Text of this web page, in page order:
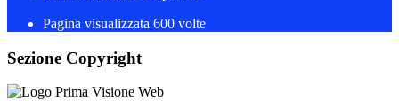
Pagina visualizzata 600 volte
Sezione Copyright